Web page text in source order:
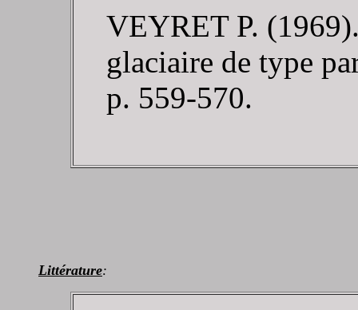
VEYRET P.
glaciaire de type
p. 559-570.
Littérature: